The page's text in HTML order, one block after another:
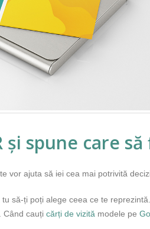
spune care să
vor ajuta să iei cea mai potrivită
să-ți poți alege ceea ce te
Când cauți cărți de vizită modele pe